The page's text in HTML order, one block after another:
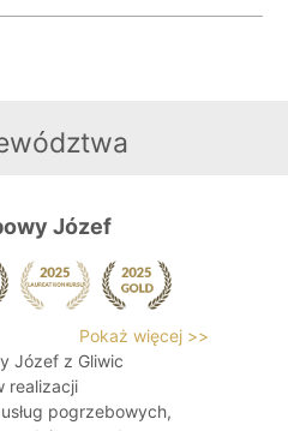
Józef
Pokaż więcej >>
Józef z Gliwic
realizacji
pogrzebowych,